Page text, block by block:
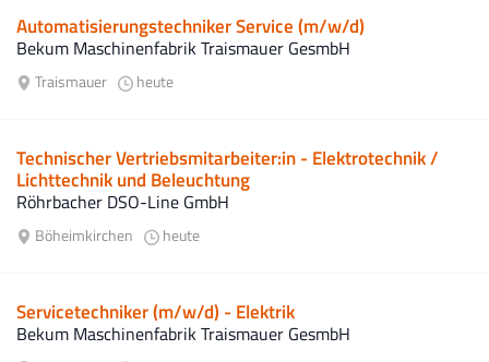
Automatisierungstechniker Service (m/w/d)
Bekum Maschinenfabrik Traismauer GesmbH
Traismauer heute
Technischer Vertriebsmitarbeiter:in - Elektrotechnik /
Lichttechnik und Beleuchtung
Röhrbacher DSO-Line GmbH
Böheimkirchen heute
Servicetechniker (m/w/d) - Elektrik
Bekum Maschinenfabrik Traismauer GesmbH